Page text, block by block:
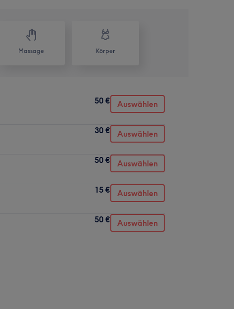
Massage Körper
50 € Auswählen
30 € Auswählen
50 € Auswählen
15 € Auswählen
50 € Auswählen